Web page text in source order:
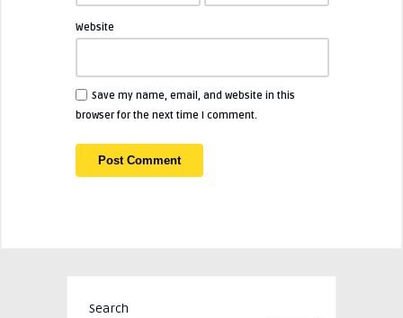
Website
Save my name, email, and website in this
browser for the next time I comment.
Search